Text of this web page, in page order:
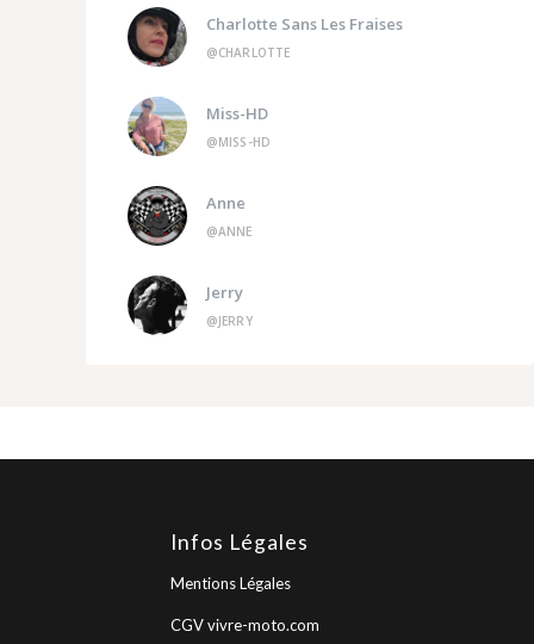
Charlotte Sans Les Fraises
@CHARLOTTE
Miss-HD
@MISS-HD
Anne
@ANNE
Jerry
@JERRY
Infos Légales
Mentions Légales
CGV vivre-moto.com